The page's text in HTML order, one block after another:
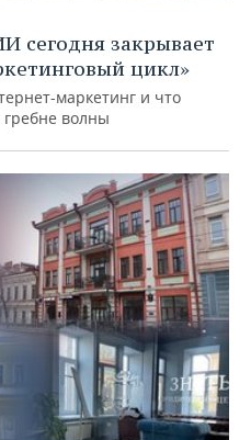
сегодня закрывает
цикл»
маркетинг и что
гребне волны